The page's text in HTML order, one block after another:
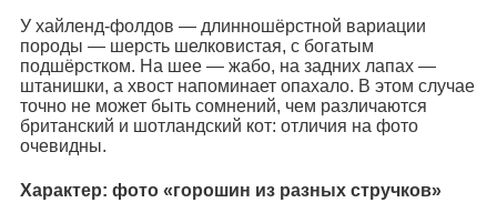
У хайленд-фолдов — длинношёрстной вариации
породы — шерсть шелковистая, с богатым
подшёрстком. На шее — жабо, на задних лапах —
штанишки, а хвост напоминает опахало. В этом случае
точно не может быть сомнений, чем различаются
британский и шотландский кот: отличия на фото
очевидны.
Характер: фото «горошин из разных стручков»